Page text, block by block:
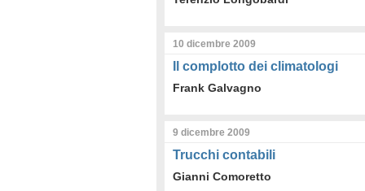
10 dicembre 2009
Il complotto dei climatologi
Frank Galvagno
9 dicembre 2009
Trucchi contabili
Gianni Comoretto